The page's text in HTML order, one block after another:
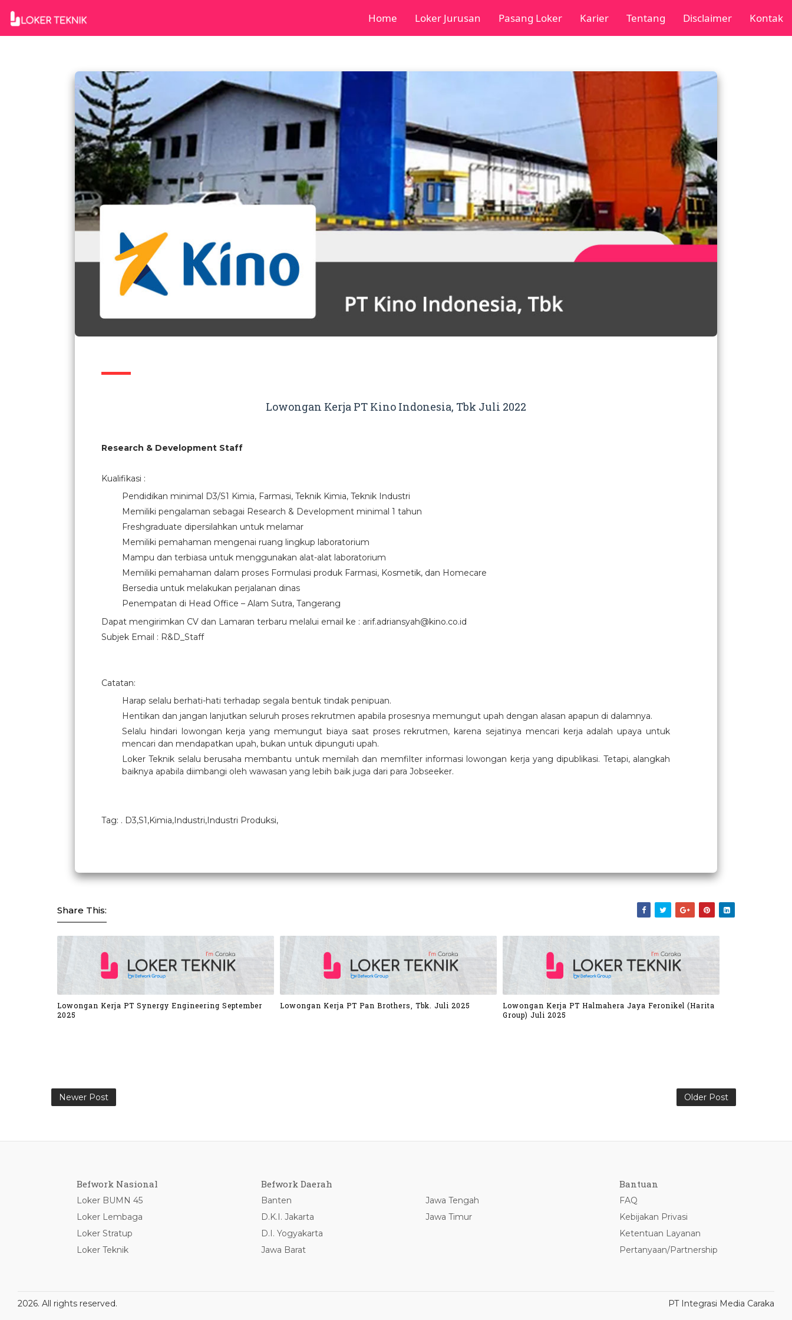
Home Loker Jurusan Pasang Loker Karier Tentang Disclaimer Kontak
Lowongan Kerja PT Kino Indonesia, Tbk Juli 2022
Research & Development Staff
Kualifikasi :
Pendidikan minimal D3/S1 Kimia, Farmasi, Teknik Kimia, Teknik Industri
Memiliki pengalaman sebagai Research & Development minimal 1 tahun
Freshgraduate dipersilahkan untuk melamar
Memiliki pemahaman mengenai ruang lingkup laboratorium
Mampu dan terbiasa untuk menggunakan alat-alat laboratorium
Memiliki pemahaman dalam proses Formulasi produk Farmasi, Kosmetik, dan Homecare
Bersedia untuk melakukan perjalanan dinas
Penempatan di Head Office – Alam Sutra, Tangerang
Dapat mengirimkan CV dan Lamaran terbaru melalui email ke : arif.adriansyah@kino.co.id
Subjek Email : R&D_Staff
Catatan:
Harap selalu berhati-hati terhadap segala bentuk tindak penipuan.
Hentikan dan jangan lanjutkan seluruh proses rekrutmen apabila prosesnya memungut upah dengan alasan apapun di dalamnya.
Selalu hindari lowongan kerja yang memungut biaya saat proses rekrutmen, karena sejatinya mencari kerja adalah upaya untuk
mencari dan mendapatkan upah, bukan untuk dipunguti upah.
Loker Teknik selalu berusaha membantu untuk memilah dan memfilter informasi lowongan kerja yang dipublikasi. Tetapi, alangkah
baiknya apabila diimbangi oleh wawasan yang lebih baik juga dari para Jobseeker.
Tag: . D3,S1,Kimia,Industri,Industri Produksi,
Share This:
Lowongan Kerja PT Synergy Engineering September
2025
Lowongan Kerja PT Pan Brothers, Tbk. Juli 2025
Lowongan Kerja PT Halmahera Jaya Feronikel (Harita
Group) Juli 2025
Newer Post Older Post
Befwork Nasional
Loker BUMN 45
Loker Lembaga
Loker Stratup
Loker Teknik
Befwork Daerah
Banten
D.K.I. Jakarta
D.I. Yogyakarta
Jawa Barat
Jawa Tengah
Jawa Timur
Bantuan
FAQ
Kebijakan Privasi
Ketentuan Layanan
Pertanyaan/Partnership
2026. All rights reserved. PT Integrasi Media Caraka